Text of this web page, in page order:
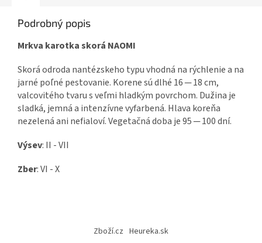
Podrobný popis
Mrkva karotka skorá NAOMI
Skorá odroda nantézskeho typu vhodná na rýchlenie a na
jarné poľné pestovanie. Korene sú dlhé 16 ─ 18 cm,
valcovitého tvaru s veľmi hladkým povrchom. Dužina je
sladká, jemná a intenzívne vyfarbená. Hlava koreňa
nezelená ani nefialoví. Vegetačná doba je 95 ─ 100 dní.
Výsev: II - VII
Zber: VI - X
Zboží.cz Heureka.sk